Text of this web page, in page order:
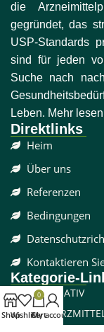
die
gegründet, das
USP-Standards
sind für jeden
Suche nach
Leben. Mehr
Direktlinks
Heim
Über uns
Referenzen
Bedingungen
Kontaktieren
Kategorie-
DISSOZIATIV
ShopWishlist
0
Cart
My account